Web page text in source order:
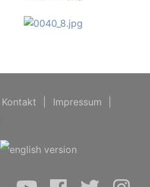
Kontakt Impressum